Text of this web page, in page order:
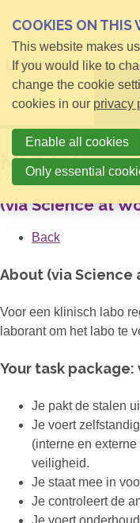
MLT
(via Science at
Back
About (via Science
Voor een klinisch labo
laborant om het labo te
Your task
Je pakt de stalen
Je voert
(interne en
veiligheid.
Je staat mee in
Je controleert de
COOKIES ON THIS
This website makes
If you would like to
change the cookie
cookies in our privacy
Enable all cookies
Only essential